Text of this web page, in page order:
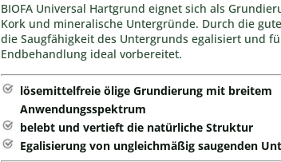
BIOFA Universal Hartgrund eignet sich als
Kork und mineralische Untergründe. Durch die
die Saugfähigkeit des Untergrunds egalisiert und
Endbehandlung ideal vorbereitet.
lösemittelfreie ölige Grundierung mit breitem
Anwendungsspektrum
belebt und vertieft die natürliche Struktur
Egalisierung von ungleichmäßig saugenden